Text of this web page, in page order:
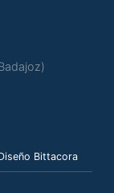
Bittacora